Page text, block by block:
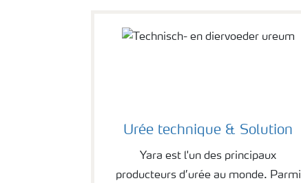
Urée technique & Solution
Yara est l'un des principaux
producteurs d’urée au monde. Parmi